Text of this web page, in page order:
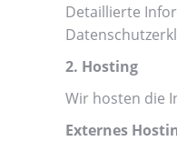
Detaillierte
2. Hosting
Wir hosten die
Externes